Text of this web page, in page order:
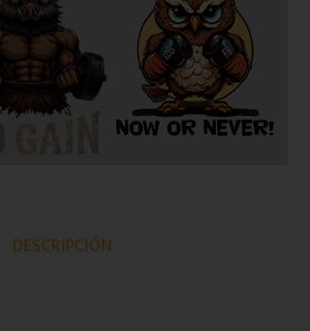
DESCRIPCIÓN